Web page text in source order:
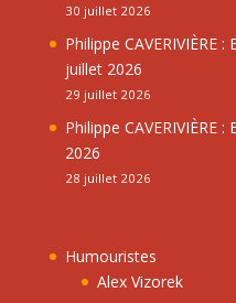
30 juillet 2026
Philippe CAVERIVIÈRE
juillet 2026
29 juillet 2026
Philippe CAVERIVIÈRE
2026
28 juillet 2026
Humouristes
Alex Vizorek